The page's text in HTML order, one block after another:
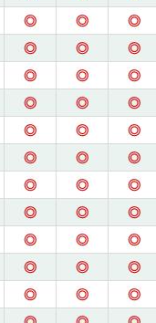
◎ ◎
◎
◎ ◎
◎
◎ ◎
◎
◎ ◎
◎
◎ ◎
◎
◎ ◎
◎
◎ ◎
◎
◎ ◎
◎
◎ ◎
◎
◎ ◎
◎
◎ ◎
◎